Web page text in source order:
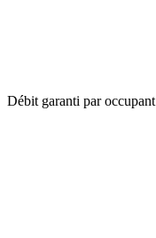
Débit garanti par occupant